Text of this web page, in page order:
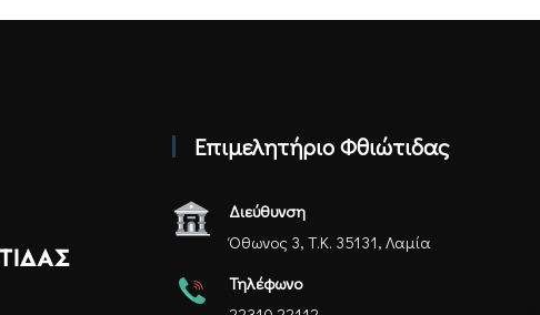
Επιμελητήριο Φθιώτιδας
Διεύθυνση
Όθωνος 3, Τ.Κ. 35131, Λαμία
Τηλέφωνο